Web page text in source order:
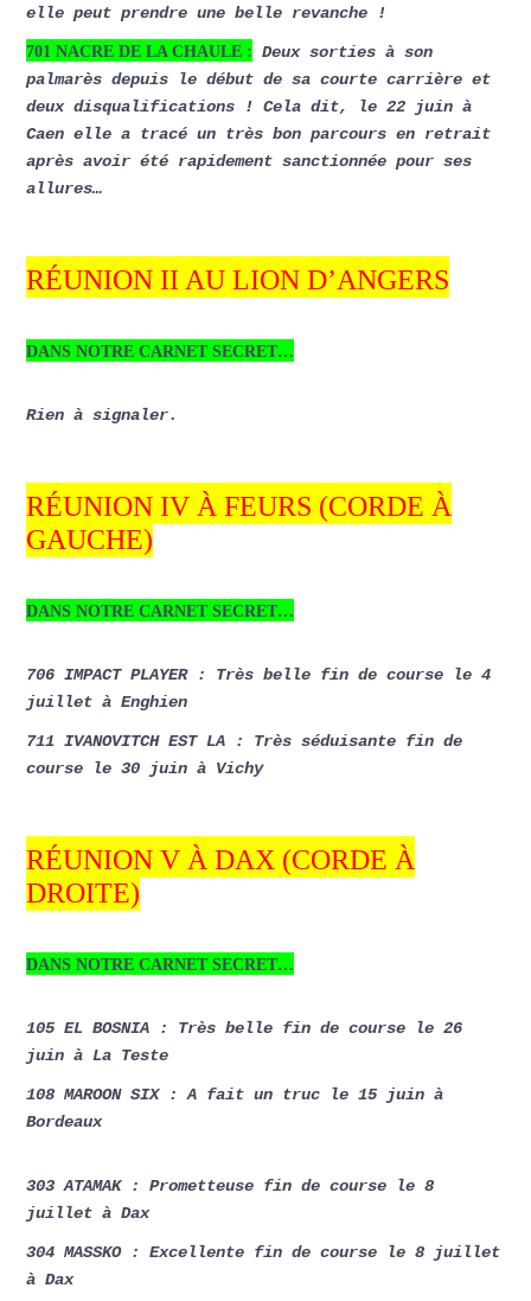
elle peut prendre une belle revanche !
701 NACRE DE LA CHAULE :
Deux sorties à son
palmarès depuis le début de sa courte carrière et
deux disqualifications ! Cela dit, le 22 juin à
Caen elle a tracé un très bon parcours en retrait
après avoir été rapidement sanctionnée pour ses
allures…
RÉUNION II AU LION D’ANGERS
DANS NOTRE CARNET SECRET…
Rien à signaler.
RÉUNION IV À FEURS (CORDE À
GAUCHE)
DANS NOTRE CARNET SECRET…
706 IMPACT PLAYER : Très belle fin de course le 4
juillet à Enghien
711 IVANOVITCH EST LA : Très séduisante fin de
course le 30 juin à Vichy
RÉUNION V À DAX (CORDE À
DROITE)
DANS NOTRE CARNET SECRET…
105 EL BOSNIA : Très belle fin de course le 26
juin à La Teste
108 MAROON SIX : A fait un truc le 15 juin à
Bordeaux
303 ATAMAK : Prometteuse fin de course le 8
juillet à Dax
304 MASSKO : Excellente fin de course le 8 juillet
à Dax